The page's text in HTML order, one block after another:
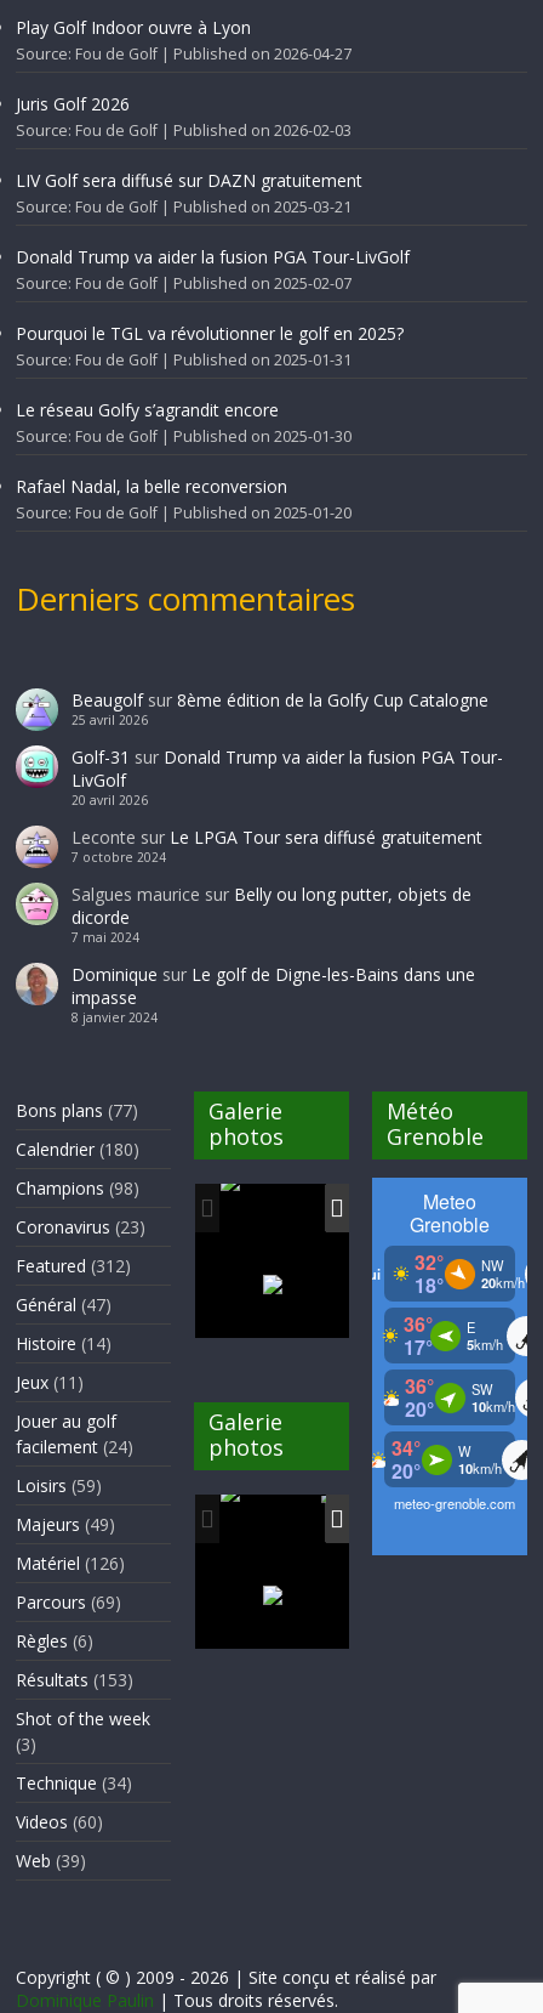
Play Golf Indoor ouvre à Lyon
Source: Fou de Golf Published on 2026-04-27
Juris Golf 2026
Source: Fou de Golf Published on 2026-02-03
LIV Golf sera diffusé sur DAZN gratuitement
Source: Fou de Golf Published on 2025-03-21
Donald Trump va aider la fusion PGA Tour-LivGolf
Source: Fou de Golf Published on 2025-02-07
Pourquoi le TGL va révolutionner le golf en 2025?
Source: Fou de Golf Published on 2025-01-31
Le réseau Golfy s’agrandit encore
Source: Fou de Golf Published on 2025-01-30
Rafael Nadal, la belle reconversion
Source: Fou de Golf Published on 2025-01-20
Derniers commentaires
Beaugolfsur 8ème édition de la Golfy Cup Catalogne
25 avril 2026
Golf-31 sur Donald Trump va aider la fusion PGA Tour-
LivGolf
20 avril 2026
Leconte sur Le LPGA Tour sera diffusé gratuitement
7 octobre 2024
Salgues maurice sur Belly ou long putter, objets de
dicorde
7 mai 2024
Dominique sur Le golf de Digne-les-Bains dans une
impasse
8 janvier 2024
Bons plans (77)
Calendrier (180)
Champions (98)
Coronavirus (23)
Featured (312)
Général (47)
Histoire (14)
Jeux (11)
Jouer au golf
facilement (24)
Loisirs (59)
Majeurs (49)
Matériel (126)
Parcours (69)
Règles (6)
Résultats (153)
Shot of the week
(3)
Technique (34)
Videos (60)
Web (39)
Galerie
photos
Galerie
photos
Météo
Grenoble
Copyright ( © ) 2009 - 2026 | Site conçu et réalisé par
Dominique Paulin | Tous droits réservés.